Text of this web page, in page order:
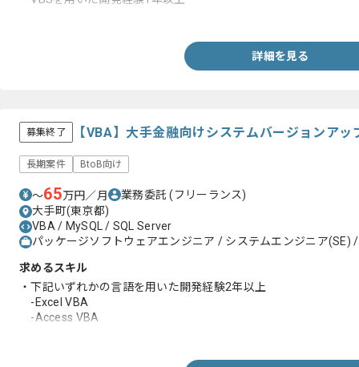
詳細を見る
募集終了 【VBA】大手金融向けシステムバージョンア
長期案件 BtoB向け
〜65万円／月 業務委託(フリーランス)
大手町(東京都)
VBA / MySQL / SQL Server
パッケージソフトウェアエンジニア / システムエンジニア(SE)
求めるスキル
・下記いずれかの言語を用いた開発経験2年以上
-Excel VBA
-Access VBA